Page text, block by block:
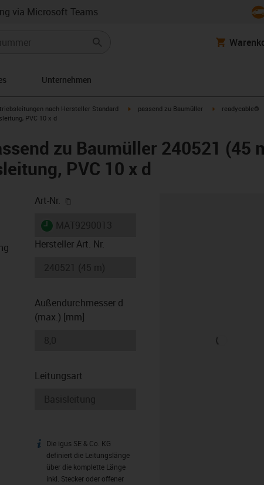
via Microsoft Teams
Unternehmen
icon-arrow-right nach Hersteller Standard igus-icon-arrow-right
passend zu Baumüller igus-icon-arrow-
readycable®
PVC 10 x d
zu Baumüller 240521 (45
PVC 10 x d
Art-Nr.
igus-icon-lieferzeit
Hersteller Art. Nr.
Außendurchmesser d
(max.) [mm]
Leitungsart
igus-icon-info
Die igus SE & Co. KG
definiert die Leitungslänge
über die komplette Länge
inkl. Stecker oder offener